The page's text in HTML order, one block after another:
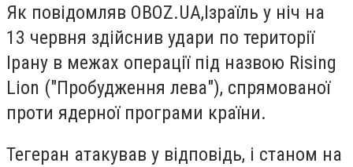
Як повідомляв OBOZ.UA,Ізраїль у ніч на
13 червня здійснив удари по території
Ірану в межах операції під назвою Rising
Lion ("Пробудження лева"), спрямованої
проти ядерної програми країни.
Тегеран атакував у відповідь, і станом на